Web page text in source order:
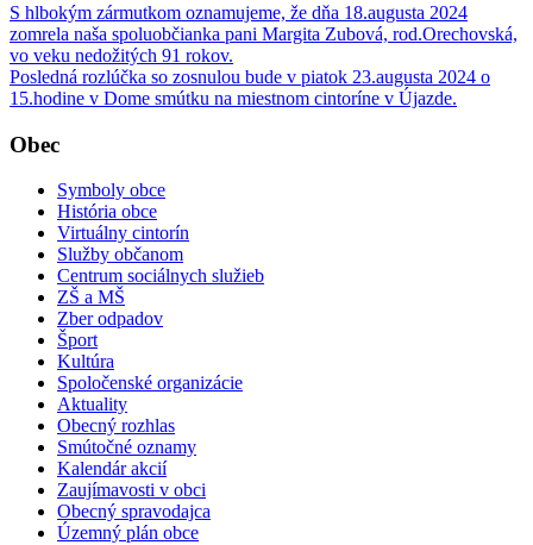
S hlbokým zármutkom oznamujeme, že dňa 18.augusta 2024
zomrela naša spoluobčianka pani Margita Zubová, rod.Orechovská,
vo veku nedožitých 91 rokov.
Posledná rozlúčka so zosnulou bude v piatok 23.augusta 2024 o
15.hodine v Dome smútku na miestnom cintoríne v Újazde.
Obec
Symboly obce
História obce
Virtuálny cintorín
Služby občanom
Centrum sociálnych služieb
ZŠ a MŠ
Zber odpadov
Šport
Kultúra
Spoločenské organizácie
Aktuality
Obecný rozhlas
Smútočné oznamy
Kalendár akcií
Zaujímavosti v obci
Obecný spravodajca
Územný plán obce